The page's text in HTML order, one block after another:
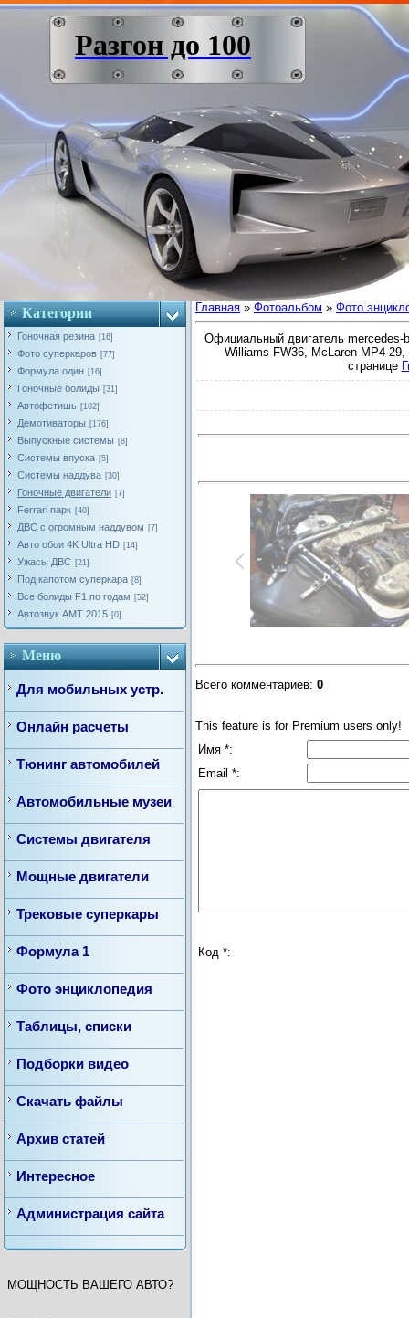
Разгон до 100
Категории
Гоночная резина [16]
Фото суперкаров [77]
Формула один [16]
Гоночные болиды [31]
Автофетишь [102]
Демотиваторы [176]
Выпускные системы [8]
Системы впуска [5]
Системы наддува [30]
Гоночные двигатели [7]
Ferrari парк [40]
ДВС с огромным наддувом [7]
Авто обои 4K Ultra HD [14]
Ужасы ДВС [21]
Под капотом суперкара [8]
Все болиды F1 по годам [52]
Автозвук AMT 2015 [0]
Меню
Для мобильных устр.
Онлайн расчеты
Тюнинг автомобилей
Автомобильные музеи
Системы двигателя
Мощные двигатели
Трековые суперкары
Формула 1
Фото энциклопедия
Таблицы, списки
Подборки видео
Скачать файлы
Архив статей
Интересное
Администрация сайта
МОЩНОСТЬ ВАШЕГО АВТО?
Главная » Фотоальбом » Фото
Официальный двигатель mercedes-
Williams FW36, McLaren MP4-
странице
Всего комментариев: 0
This feature is for Premium users only!
Имя *:
Email *:
Код *: